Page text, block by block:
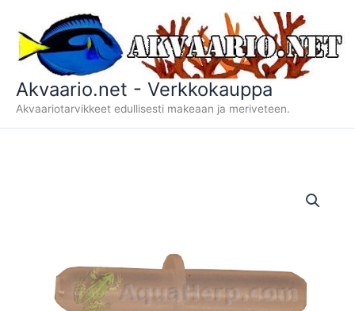
sisältöön
Akvaario.net - Verkkokauppa
Akvaariotarvikkeet edullisesti makeaan ja meriveteen.